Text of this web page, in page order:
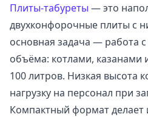
Плиты-табуреты — это
двухконфорочные плиты с
основная задача — работа
объёма: котлами, казанами
100 литров. Низкая высота
нагрузку на персонал при
Компактный формат делает